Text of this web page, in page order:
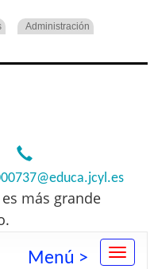
Administración
más grande
Menú >